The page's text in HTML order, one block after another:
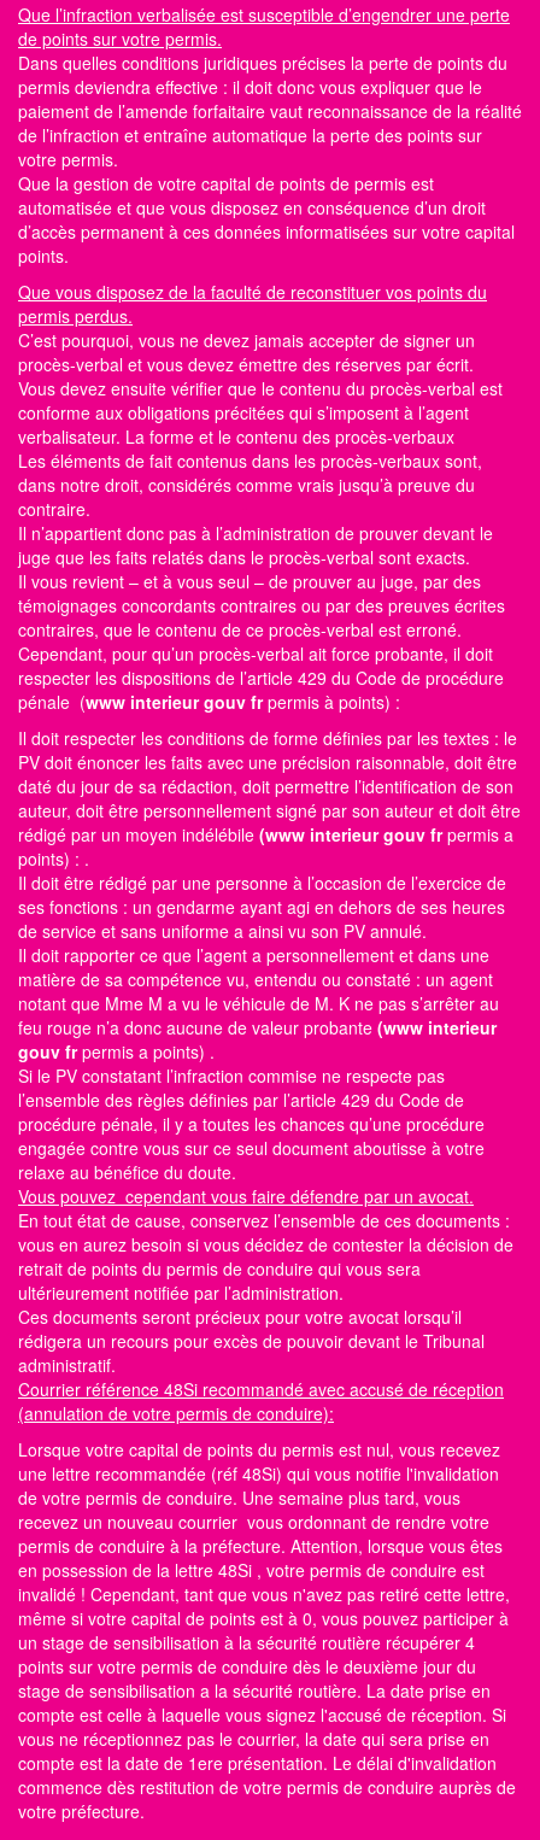
Que l’infraction verbalisée est susceptible d’engendrer une perte
de points sur votre permis.
Dans quelles conditions juridiques précises la perte de points du
permis deviendra effective : il doit donc vous expliquer que le
paiement de l’amende forfaitaire vaut reconnaissance de la réalité
de l’infraction et entraîne automatique la perte des points sur
votre permis.
Que la gestion de votre capital de points de permis est
automatisée et que vous disposez en conséquence d’un droit
d’accès permanent à ces données informatisées sur votre capital
points.
Que vous disposez de la faculté de reconstituer vos points du
permis perdus.
C’est pourquoi, vous ne devez jamais accepter de signer un
procès-verbal et vous devez émettre des réserves par écrit.
Vous devez ensuite vérifier que le contenu du procès-verbal est
conforme aux obligations précitées qui s’imposent à l’agent
verbalisateur. La forme et le contenu des procès-verbaux
Les éléments de fait contenus dans les procès-verbaux sont,
dans notre droit, considérés comme vrais jusqu’à preuve du
contraire.
Il n’appartient donc pas à l’administration de prouver devant le
juge que les faits relatés dans le procès-verbal sont exacts.
Il vous revient – et à vous seul – de prouver au juge, par des
témoignages concordants contraires ou par des preuves écrites
contraires, que le contenu de ce procès-verbal est erroné.
Cependant, pour qu’un procès-verbal ait force probante, il doit
respecter les dispositions de l’article 429 du Code de procédure
pénale (www interieur gouv frpermis à points) :
Il doit respecter les conditions de forme définies par les textes : le
PV doit énoncer les faits avec une précision raisonnable, doit être
daté du jour de sa rédaction, doit permettre l’identification de son
auteur, doit être personnellement signé par son auteur et doit être
rédigé par un moyen indélébile (www interieur gouv frpermis a
points) : .
Il doit être rédigé par une personne à l’occasion de l’exercice de
ses fonctions : un gendarme ayant agi en dehors de ses heures
de service et sans uniforme a ainsi vu son PV annulé.
Il doit rapporter ce que l’agent a personnellement et dans une
matière de sa compétence vu, entendu ou constaté : un agent
notant que Mme M a vu le véhicule de M. K ne pas s’arrêter au
feu rouge n’a donc aucune de valeur probante (www interieur
gouv frpermis a points) .
Si le PV constatant l’infraction commise ne respecte pas
l’ensemble des règles définies par l’article 429 du Code de
procédure pénale, il y a toutes les chances qu’une procédure
engagée contre vous sur ce seul document aboutisse à votre
relaxe au bénéfice du doute.
Vous pouvez cependant vous faire défendre par un avocat.
En tout état de cause, conservez l’ensemble de ces documents :
vous en aurez besoin si vous décidez de contester la décision de
retrait de points du permis de conduire qui vous sera
ultérieurement notifiée par l’administration.
Ces documents seront précieux pour votre avocat lorsqu’il
rédigera un recours pour excès de pouvoir devant le Tribunal
administratif.
Courrier référence 48Si recommandé avec accusé de réception
(annulation de votre permis de conduire):
Lorsque votre capital de points du permis est nul, vous recevez
une lettre recommandée (réf 48Si) qui vous notifie l'invalidation
de votre permis de conduire. Une semaine plus tard, vous
recevez un nouveau courrier vous ordonnant de rendre votre
permis de conduire à la préfecture. Attention, lorsque vous êtes
en possession de la lettre 48Si , votre permis de conduire est
invalidé ! Cependant, tant que vous n'avez pas retiré cette lettre,
même si votre capital de points est à 0, vous pouvez participer à
un stage de sensibilisation à la sécurité routière récupérer 4
points sur votre permis de conduire dès le deuxième jour du
stage de sensibilisation a la sécurité routière. La date prise en
compte est celle à laquelle vous signez l'accusé de réception. Si
vous ne réceptionnez pas le courrier, la date qui sera prise en
compte est la date de 1ere présentation. Le délai d'invalidation
commence dès restitution de votre permis de conduire auprès de
votre préfecture.